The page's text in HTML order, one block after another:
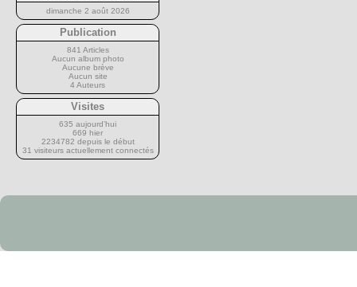
dimanche 2 août 2026
Publication
841 Articles
Aucun album photo
Aucune brève
Aucun site
4 Auteurs
Visites
635 aujourd’hui
669 hier
2234782 depuis le début
31 visiteurs actuellement connectés